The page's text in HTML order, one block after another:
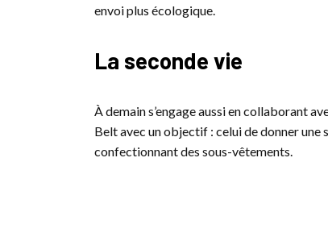
envoi plus écologique.
La seconde vie
À demain s’engage aussi en collaborant
Belt avec un objectif : celui de donner une
confectionnant des sous-vêtements.